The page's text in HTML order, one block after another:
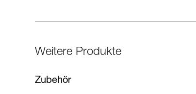
Weitere Produkte
Zubehör